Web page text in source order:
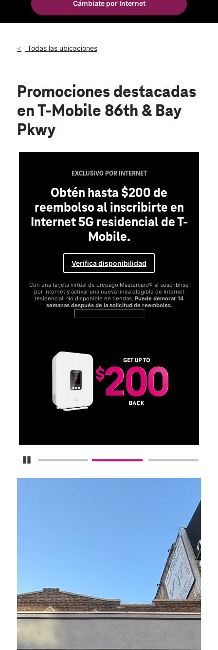
Mar.:
10:00 a.m. a 8:00 p.m.
2165 86th St Brooklyn, NY 11214
Cámbiate por Internet
Todas las ubicaciones
Promociones destacadas
en T-Mobile 86th & Bay
Pkwy
Detener carrusel
EXCLUSIVO POR INTERNET
Obtén hasta $200 de
reembolso al inscribirte en
Internet 5G residencial de T-
Mobile.
Verifica disponibilidad
Con una tarjeta virtual de prepago Mastercard® al suscribirse
por Internet y activar una nueva línea elegible de Internet
residencial. No disponible en tiendas. Puede demorar 14
semanas después de la solicitud de reembolso.